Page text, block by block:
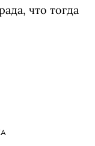
что тогда